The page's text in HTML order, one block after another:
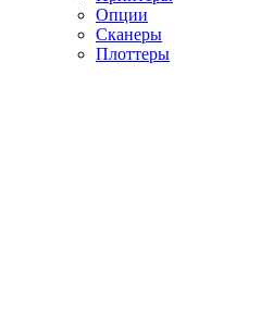
Опции
Сканеры
Плоттеры